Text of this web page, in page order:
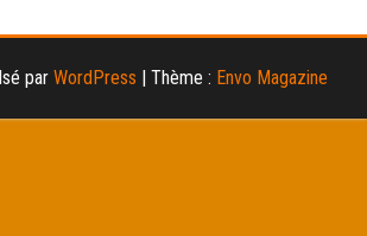
par WordPress Thème : Envo Magazine